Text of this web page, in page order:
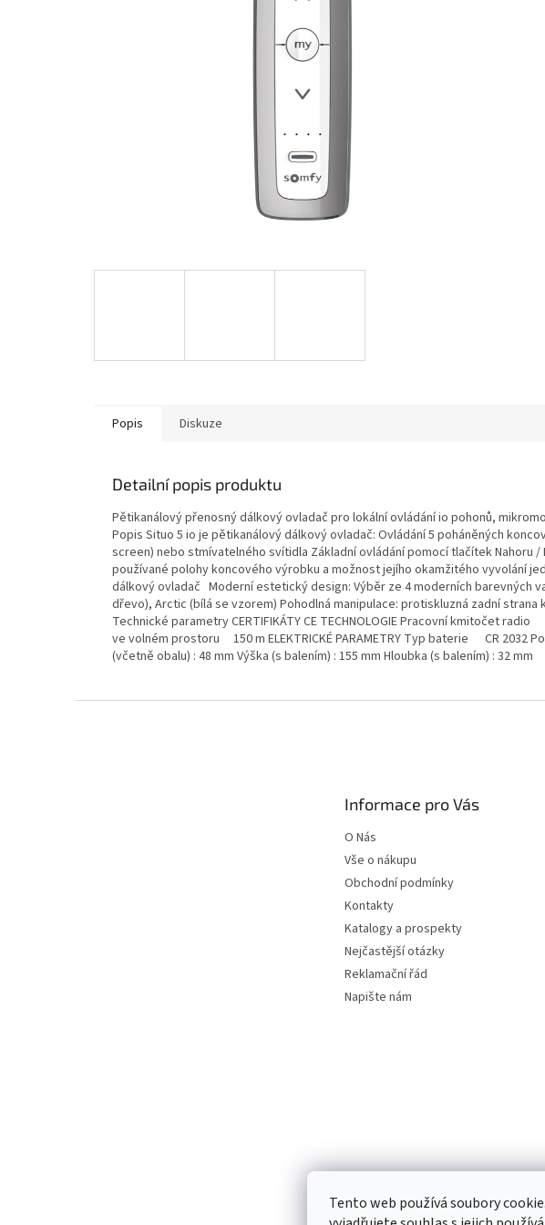
Tento web používá soubory
Popis Diskuze
Detailní popis produktu
Pětikanálový přenosný dálkový ovladač pro lokální ovládání io pohonů,
Popis Situo 5 io je pětikanálový dálkový ovladač: Ovládání 5 poháněných
screen) nebo stmívatelného svítidla Základní ovládání pomocí tlačítek Nahoru /
používané polohy koncového výrobku a možnost jejího okamžitého vyvolání
dálkový ovladač Moderní estetický design: Výběr ze 4 moderních barevných
dřevo), Arctic (bílá se vzorem) Pohodlná manipulace: protiskluzná zadní
Technické parametry CERTIFIKÁTY CE TECHNOLOGIE Pracovní kmitočet
ve volném prostoru 150 m ELEKTRICKÉ PARAMETRY Typ baterie CR 2032
(včetně obalu) : 48 mm Výška (s balením) : 155 mm Hloubka (s balením) : 32 mm
Informace pro Vás
O Nás
Vše o nákupu
Obchodní podmínky
Kontakty
Katalogy a prospekty
Nejčastější otázky
Reklamační řád
Napište nám